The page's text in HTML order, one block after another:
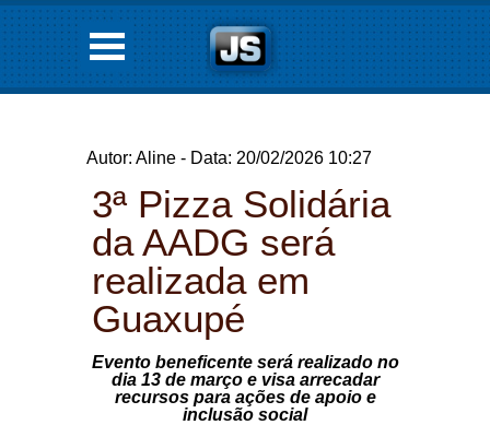
Autor: Aline - Data: 20/02/2026 10:27
3ª Pizza Solidária
da AADG será
realizada em
Guaxupé
Evento beneficente será realizado no
dia 13 de março e visa arrecadar
recursos para ações de apoio e
inclusão social